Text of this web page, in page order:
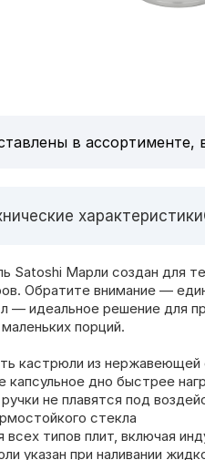
в ассортименте,
характеристики
Satoshi Марли создан для
Обратите внимание —
— идеальное решение для
порций.
кастрюли из нержавеющей
капсульное дно быстрее
не плавятся под
стекла
всех типов плит, включая
указан при наливании